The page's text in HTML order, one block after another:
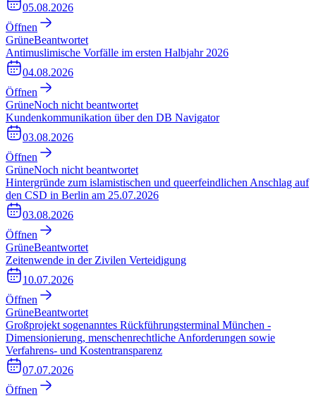
05.08.2026
Öffnen
GrüneBeantwortet
Antimuslimische Vorfälle im ersten Halbjahr 2026
04.08.2026
Öffnen
GrüneNoch nicht beantwortet
Kundenkommunikation über den DB Navigator
03.08.2026
Öffnen
GrüneNoch nicht beantwortet
Hintergründe zum islamistischen und queerfeindlichen Anschlag auf
den CSD in Berlin am 25.07.2026
03.08.2026
Öffnen
GrüneBeantwortet
Zeitenwende in der Zivilen Verteidigung
10.07.2026
Öffnen
GrüneBeantwortet
Großprojekt sogenanntes Rückführungsterminal München -
Dimensionierung, menschenrechtliche Anforderungen sowie
Verfahrens- und Kostentransparenz
07.07.2026
Öffnen